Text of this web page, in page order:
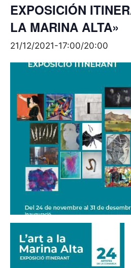
EXPOSICIÓN
LA MARINA ALTA»
21/12/2021-17:00/20:00